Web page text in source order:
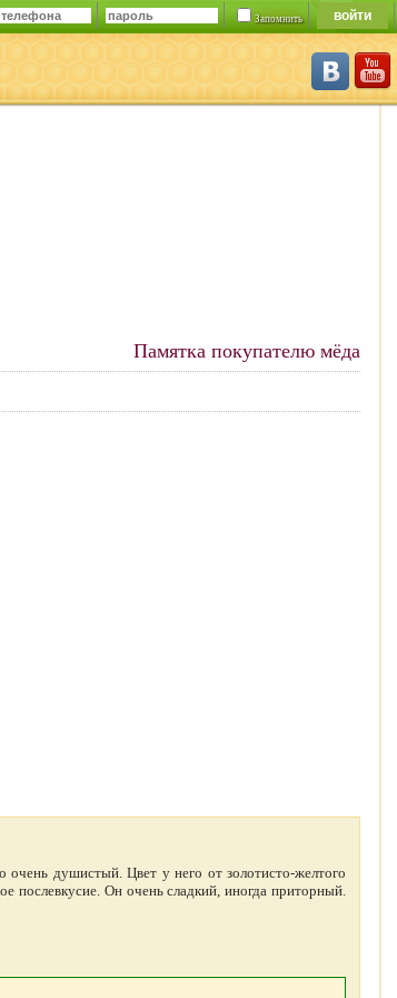
Запомнить
Памятка покупателю мёда
очень душистый. Цвет у него от золотисто-желтого
послевкусие. Он очень сладкий, иногда приторный.